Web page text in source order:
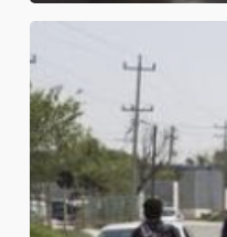
gobierno
existe
para
defendernos
/